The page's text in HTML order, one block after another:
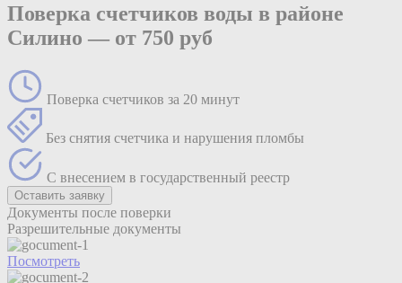
Поверка счетчиков воды в районе
Силино — от 750 руб
Поверка счетчиков за 20 минут
Без снятия счетчика и нарушения пломбы
С внесением в государственный реестр
Оставить заявку
Документы после поверки
Разрешительные документы
Посмотреть